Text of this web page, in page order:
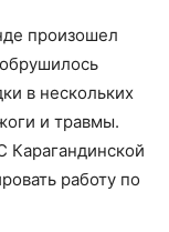
произошел
в нескольких
и травмы.
Карагандинской
работу по